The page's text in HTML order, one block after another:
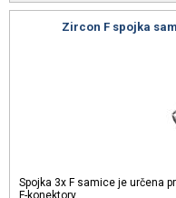
Zircon F spojka
Spojka 3x F samice je určena
F-konektory.